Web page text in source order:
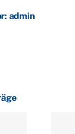
admin